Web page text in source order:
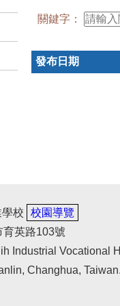
關鍵字：
發布日期
校
校園導覽
育英路103號
Industrial Vocational
Changhua, Taiwan.